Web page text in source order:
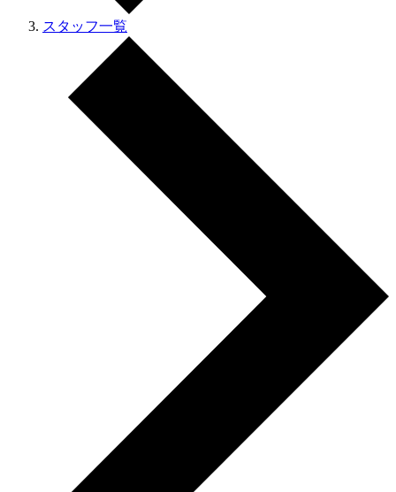
スタッフ一覧